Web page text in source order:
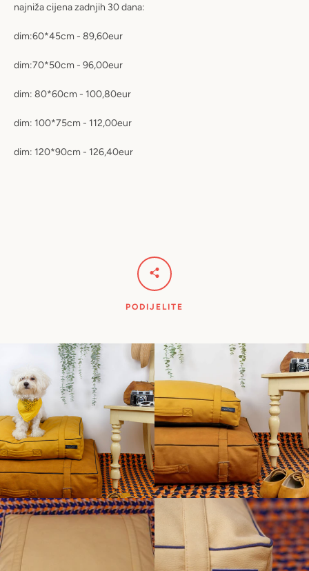
najniža cijena zadnjih 30 dana:
dim:60*45cm - 89,60eur
dim:70*50cm - 96,00eur
dim: 80*60cm - 100,80eur
dim: 100*75cm - 112,00eur
dim: 120*90cm - 126,40eur
PODIJELITE